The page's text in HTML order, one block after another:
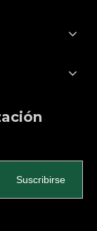
Suscribirse